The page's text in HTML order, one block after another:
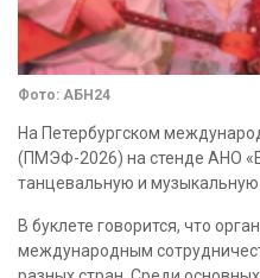
Фото: АБН24
На Петербургском
(ПМЭФ-2026) на стенде АНО
танцевальную и музыкальную
В буклете говорится, что
международным